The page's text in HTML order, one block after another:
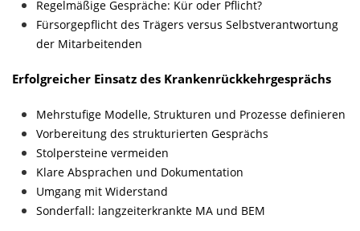
Regelmäßige Gespräche: Kür oder Pflicht?
Fürsorgepflicht des Trägers versus Selbstverantwortung
der Mitarbeitenden
Erfolgreicher Einsatz des Krankenrückkehrgesprächs
Mehrstufige Modelle, Strukturen und Prozesse definieren
Vorbereitung des strukturierten Gesprächs
Stolpersteine vermeiden
Klare Absprachen und Dokumentation
Umgang mit Widerstand
Sonderfall: langzeiterkrankte MA und BEM